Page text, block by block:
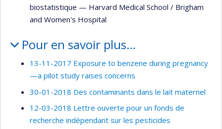
biostatistique — Harvard Medical School / Brigham
and Women's Hospital
Pour en savoir plus…
13-11-2017 Exposure to benzene during pregnancy
—a pilot study raises concerns
30-01-2018 Des contaminants dans le lait maternel
12-03-2018 Lettre ouverte pour un fonds de
recherche indépendant sur les pesticides